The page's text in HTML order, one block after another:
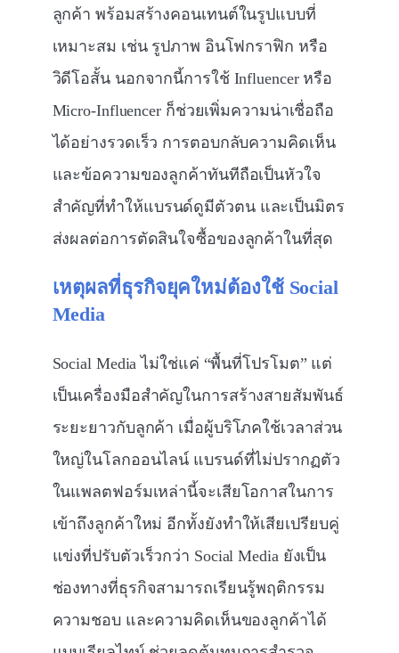
ลูกค้า พร้อมสร้างคอนเทนต์ในรูปแบบที่
เหมาะสม เช่น รูปภาพ อินโฟกราฟิก หรือ
วิดีโอสั้น นอกจากนี้การใช้ Influencer หรือ
Micro-Influencer ก็ช่วยเพิ่มความน่าเชื่อถือ
ได้อย่างรวดเร็ว การตอบกลับความคิดเห็น
และข้อความของลูกค้าทันทีถือเป็นหัวใจ
สำคัญที่ทำให้แบรนด์ดูมีตัวตน และเป็นมิตร
ส่งผลต่อการตัดสินใจซื้อของลูกค้าในที่สุด
เหตุผลที่ธุรกิจยุคใหม่ต้องใช้ Social
Media
Social Media ไม่ใช่แค่ “พื้นที่โปรโมต” แต่
เป็นเครื่องมือสำคัญในการสร้างสายสัมพันธ์
ระยะยาวกับลูกค้า เมื่อผู้บริโภคใช้เวลาส่วน
ใหญ่ในโลกออนไลน์ แบรนด์ที่ไม่ปรากฏตัว
ในแพลตฟอร์มเหล่านี้จะเสียโอกาสในการ
เข้าถึงลูกค้าใหม่ อีกทั้งยังทำให้เสียเปรียบคู่
แข่งที่ปรับตัวเร็วกว่า Social Media ยังเป็น
ช่องทางที่ธุรกิจสามารถเรียนรู้พฤติกรรม
ความชอบ และความคิดเห็นของลูกค้าได้